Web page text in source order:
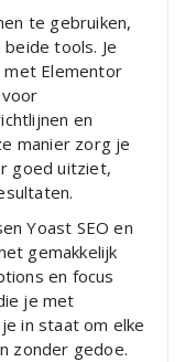
te gebruiken,
tools. Je
met Elementor
en
manier zorg je
goed uitziet,
Yoast SEO en
gemakkelijk
en focus
je met
in staat om elke
zonder gedoe.